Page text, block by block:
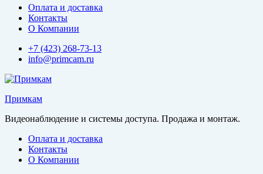
Оплата и доставка
Контакты
О Компании
+7 (423) 268-73-13
info@primcam.ru
Примкам
Видеонаблюдение и системы доступа. Продажа и монтаж.
Оплата и доставка
Контакты
О Компании